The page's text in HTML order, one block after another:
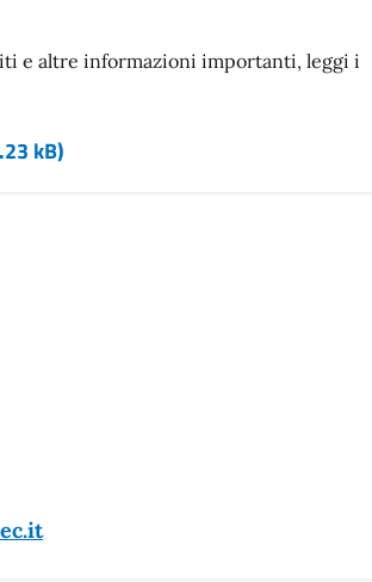
e altre informazioni importanti, leggi i
kB)